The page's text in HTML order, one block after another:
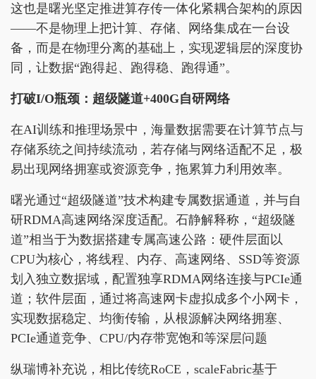
这也是曙光坚定推进算存传一体化紧耦合架构的原因
——不是物理上把计算、存储、网络集成在一台设
备，而是在物理分离的基础上，实现逻辑层的深度协
同，让数据“跑得起、跑得稳、跑得通”。
打破I/O瓶颈：超级隧道+400G自研网络
在AI训练和推理场景中，海量数据需要在计算节点与
存储系统之间持续流动，若存储与网络适配不足，极
易出现网络拥塞或资源竞争，拖累算力利用效率。
曙光通过“超级隧道”技术构建专属数据通道，并与自
研RDMA高速网络深度适配。石静解释称，“超级隧
道”相当于为数据搭建专属高速公路：硬件层面以
CPU为核心，将线程、内存、高速网络、SSD等资源
划入独立数据域，配置独享RDMA网络连接与PCIe通
道；软件层面，通过将高速网卡虚拟成多个小网卡，
实现数据稳定、均衡传输，从根源解决网络拥塞、
PCIe通道竞争、CPU/内存带宽饱和等深层问题
纵瑞博补充说，相比传统RoCE，scaleFabric基于